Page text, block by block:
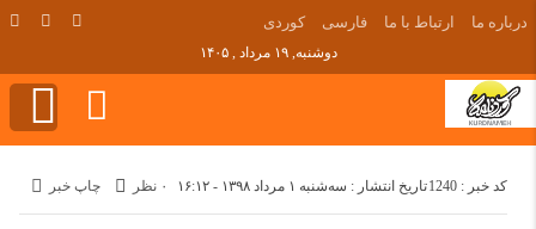
درباره ما ارتباط با ما فارسی کوردی
دوشنبه, ۱۹ مرداد , ۱۴۰۵
تاریخ انتشار : سه‌شنبه ۱ مرداد ۱۳۹۸ - ۱۶:۱۲ کد خبر : 1240 چاپ خبر ۰ نظر